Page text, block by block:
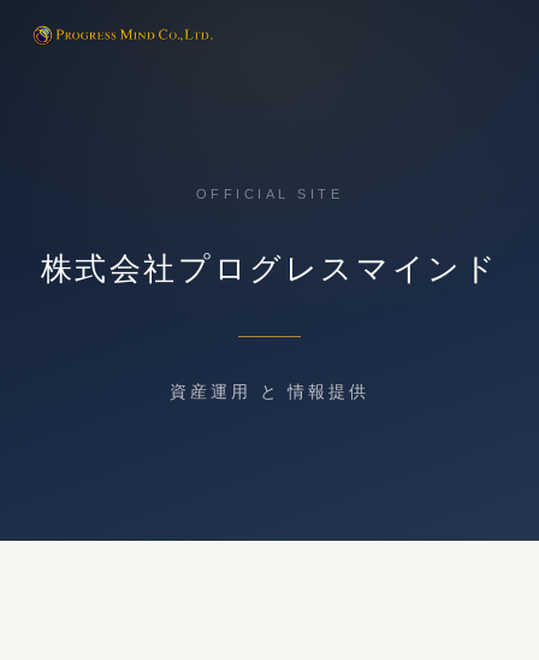
OFFICIAL SITE
株式会社プログレスマインド
資産運用 と 情報提供